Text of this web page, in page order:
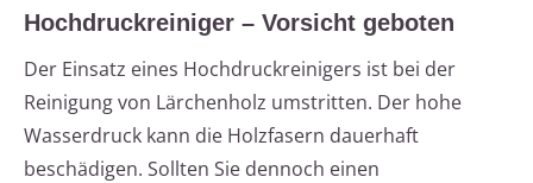
Hochdruckreiniger – Vorsicht geboten
Der Einsatz eines Hochdruckreinigers ist bei der
Reinigung von Lärchenholz umstritten. Der hohe
Wasserdruck kann die Holzfasern dauerhaft
beschädigen. Sollten Sie dennoch einen